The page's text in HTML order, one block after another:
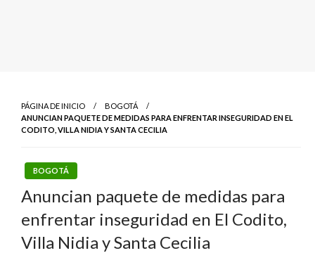
PÁGINA DE INICIO
BOGOTÁ
ANUNCIAN PAQUETE DE MEDIDAS PARA ENFRENTAR INSEGURIDAD EN EL
CODITO, VILLA NIDIA Y SANTA CECILIA
BOGOTÁ
Anuncian paquete de medidas para
enfrentar inseguridad en El Codito,
Villa Nidia y Santa Cecilia